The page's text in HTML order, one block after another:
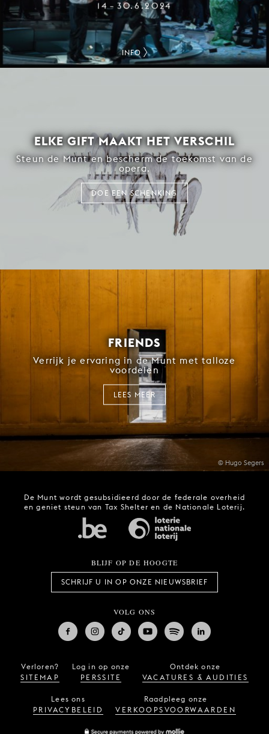
14– 30.6.2024
INFO
ELKE GIFT MAAKT HET VERSCHIL
Steun de Munt en bescherm de toekomst van de
opera.
DOE EEN SCHENKING
© Hugo Segers
FRIENDS
Verrijk je ervaring in de Munt met talloze
voordelen
LEES MEER
De Munt wordt gesubsidieerd door de federale overheid
en geniet steun van Tax Shelter en de Nationale Loterij.
BLIJF OP DE HOOGTE
SCHRIJF U IN OP ONZE NIEUWSBRIEF
VOLG ONS
Verloren?
SITEMAP
Log in op onze
PERSSITE
Ontdek onze
VACATURES & AUDITIES
Lees ons
PRIVACYBELEID
Raadpleeg onze
VERKOOPSVOORWAARDEN